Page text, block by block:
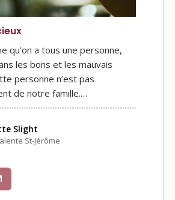
qu’on a tous une personne,
les bons et les mauvais
personne n’est pas
de notre famille.…
Slight
St-Jérôme